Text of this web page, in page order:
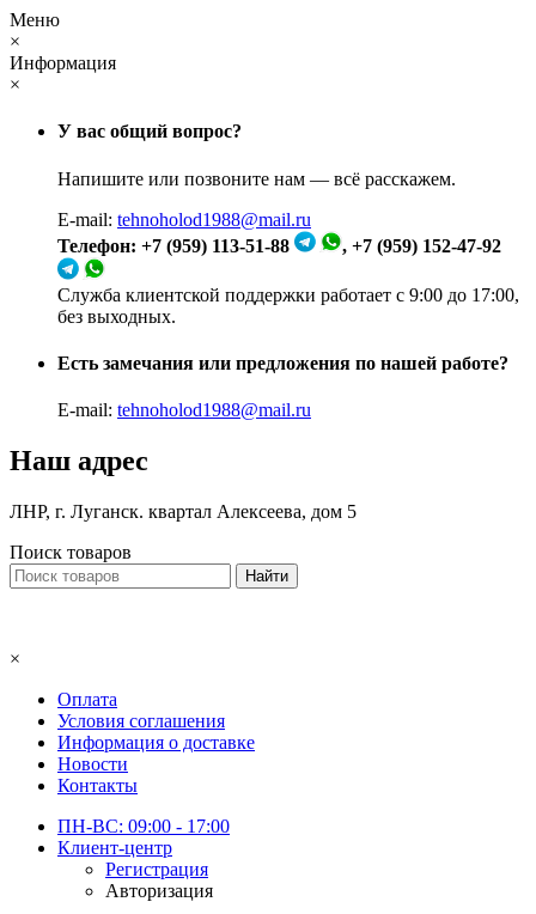
Меню
×
Информация
×
У вас общий вопрос?
Напишите или позвоните нам — всё расскажем.
E-mail: tehnoholod1988@mail.ru
Телефон: +7 (959) 113-51-88
, +7 (959) 152-47-92
Служба клиентской поддержки работает с 9:00 до 17:00,
без выходных.
Есть замечания или предложения по нашей работе?
E-mail: tehnoholod1988@mail.ru
Наш адрес
ЛНР, г. Луганск. квартал Алексеева, дом 5
Поиск товаров
×
Оплата
Условия соглашения
Информация о доставке
Новости
Контакты
ПН-ВС: 09:00 - 17:00
Клиент-центр
Регистрация
Авторизация